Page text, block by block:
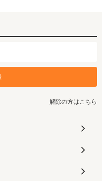
解除の方はこちら